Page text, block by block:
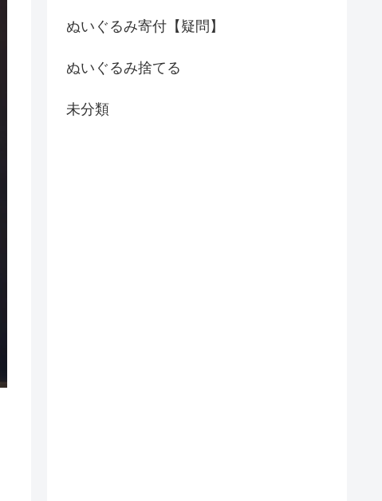
ぬいぐるみ寄付【疑問】
ぬいぐるみ捨てる
未分類